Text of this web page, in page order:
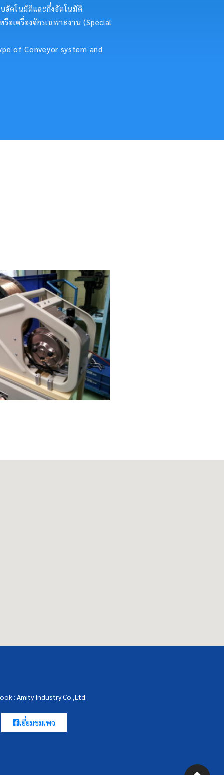
อัตโนมัติและกึ่งอัตโนมัติ
อเครื่องจักรเฉพาะงาน (Special
of Conveyor system and
: Amity Industry Co.,Ltd.
เยี่ยมชมเพจ